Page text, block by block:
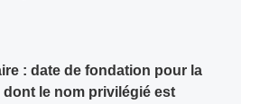
: date de fondation pour la
le nom privilégié est